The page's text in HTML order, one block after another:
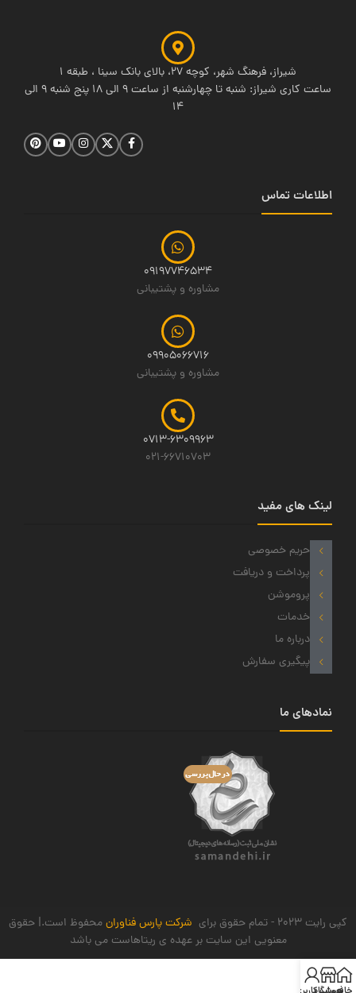
شیراز، فرهنگ شهر، کوچه 27، بالای بانک سینا ، طبقه 1
ساعت کاری شیراز: شنبه تا چهارشنبه از ساعت 9 الی 18 پنج شنبه 9 الی
14
اطلاعات تماس
09197746534
مشاوره و پشتیبانی
09905066716
مشاوره و پشتیبانی
0713-6309963
021-66710703
لینک های مفید
حریم خصوصی
پرداخت و دریافت
پروموشن
خدمات
درباره ما
پیگیری سفارش
نمادهای ما
کپی رایت 2023 - تمام حقوق برای شرکت پارس فناورانمحفوظ است.| حقوق
معنویی این سایت بر عهده ی ریتاهاست می باشد